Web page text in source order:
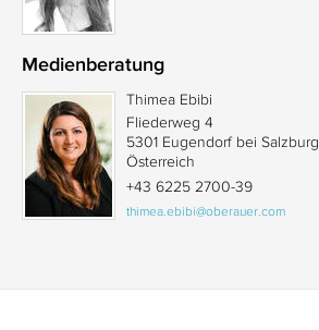
Medienberatung
Thimea Ebibi
Fliederweg 4
5301 Eugendorf bei Salzburg
Österreich
+43 6225 2700-39
thimea.ebibi@oberauer.com